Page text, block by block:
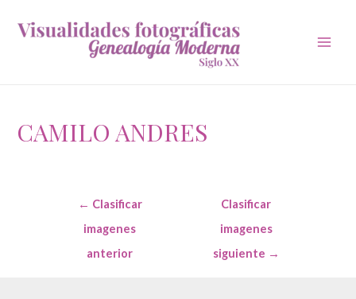
CAMILO ANDRES
entradas
← Clasificar
imagenes
anterior
Clasificar
imagenes
siguiente →